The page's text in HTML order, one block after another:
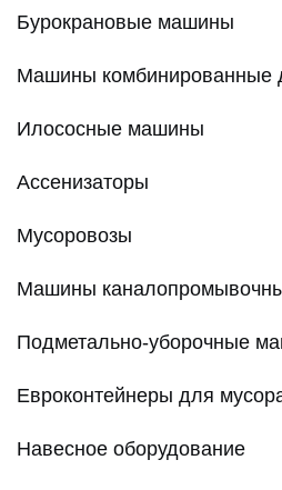
Бурокрановые машины
Машины комбинированные
Илососные машины
Ассенизаторы
Мусоровозы
Машины
Подметально-уборочные
Евроконтейнеры для
Навесное оборудование